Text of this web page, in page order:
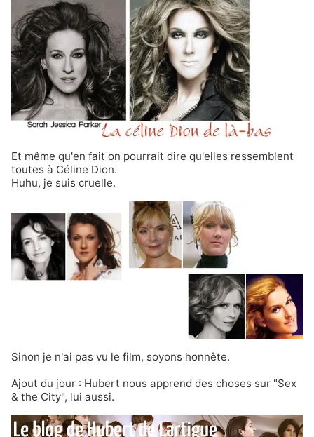
Et même qu'en fait on pourrait dire qu'elles ressemblent
toutes à Céline Dion.
Huhu, je suis cruelle.
Sinon je n'ai pas vu le film, soyons honnête.
Ajout du jour : Hubert nous apprend des choses sur "Sex
& the City", lui aussi.